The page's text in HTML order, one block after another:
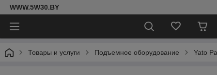
WWW.5W30.BY
Товары и услуги Подъемное оборудование Yato